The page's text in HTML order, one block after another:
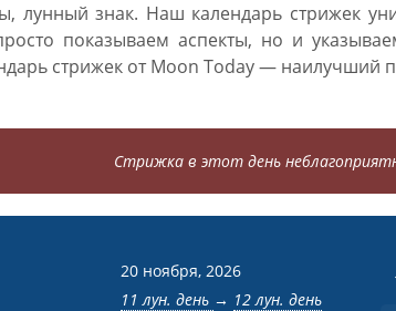
лунный знак. Наш календарь стрижек
показываем аспекты, но и
стрижек от Moon Today —
Стрижка в этот день
20 ноября, 2026
11 лун. день → 12 лун. день